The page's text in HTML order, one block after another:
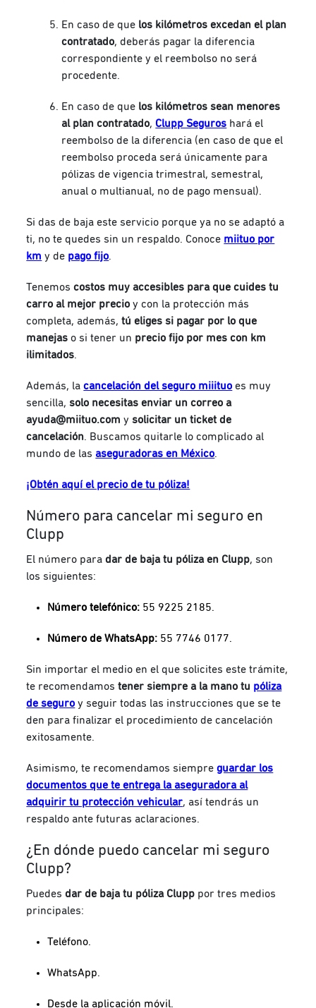
En caso de que los kilómetros excedan el plan
contratado, deberás pagar la diferencia
correspondiente y el reembolso no será
procedente.
En caso de que los kilómetros sean menores
al plan contratado, Clupp Seguros hará el
reembolso de la diferencia (en caso de que el
reembolso proceda será únicamente para
pólizas de vigencia trimestral, semestral,
anual o multianual, no de pago mensual).
Si das de baja este servicio porque ya no se adaptó a
ti, no te quedes sin un respaldo. Conoce miituo por
km y de pago fijo.
Tenemoscostos muy accesibles para que cuides tu
carro al mejor precio y con la protección más
completa, además,tú eliges si pagar por lo que
manejas o si tener un precio fijo por mes con km
ilimitados.
Además, lacancelación del seguro miiituo es muy
sencilla, solo necesitas enviar un correo a
ayuda@miituo.com ysolicitar un ticket de
cancelación. Buscamos quitarle lo complicado al
mundo de las aseguradoras en México.
¡Obtén aquí el precio de tu póliza!
Número para cancelar mi seguro en
Clupp
El número paradar de baja tu póliza en Clupp, son
los siguientes:
Número telefónico: 55 9225 2185.
Número de WhatsApp: 55 7746 0177.
Sin importar el medio en el que solicites este trámite,
te recomendamostener siempre a la mano tu póliza
de seguro y seguir todas las instrucciones que se te
den para finalizar el procedimiento de cancelación
exitosamente.
Asimismo, te recomendamos siempreguardar los
documentos que te entrega la aseguradora al
adquirir tu protección vehicular, así tendrás un
respaldo ante futuras aclaraciones.
¿En dónde puedo cancelar mi seguro
Clupp?
Puedesdar de baja tu póliza Clupp por tres medios
principales:
Teléfono.
WhatsApp.
Desde la aplicación móvil.